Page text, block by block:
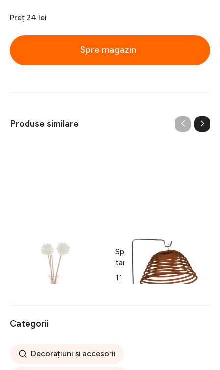
Preț 24 lei
Spre magazin
Produse similare
Set aromoterapie cu tava, 6
piese, polipropilena/sticla
Spirala parfumata anti
tantari pentru exterior
11 lei
Categorii
Decorațiuni și accesorii